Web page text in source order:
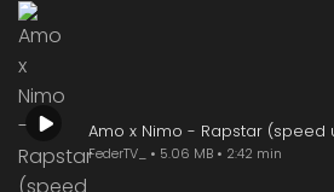
FederTV_ • 5.06 MB • 2:42 min